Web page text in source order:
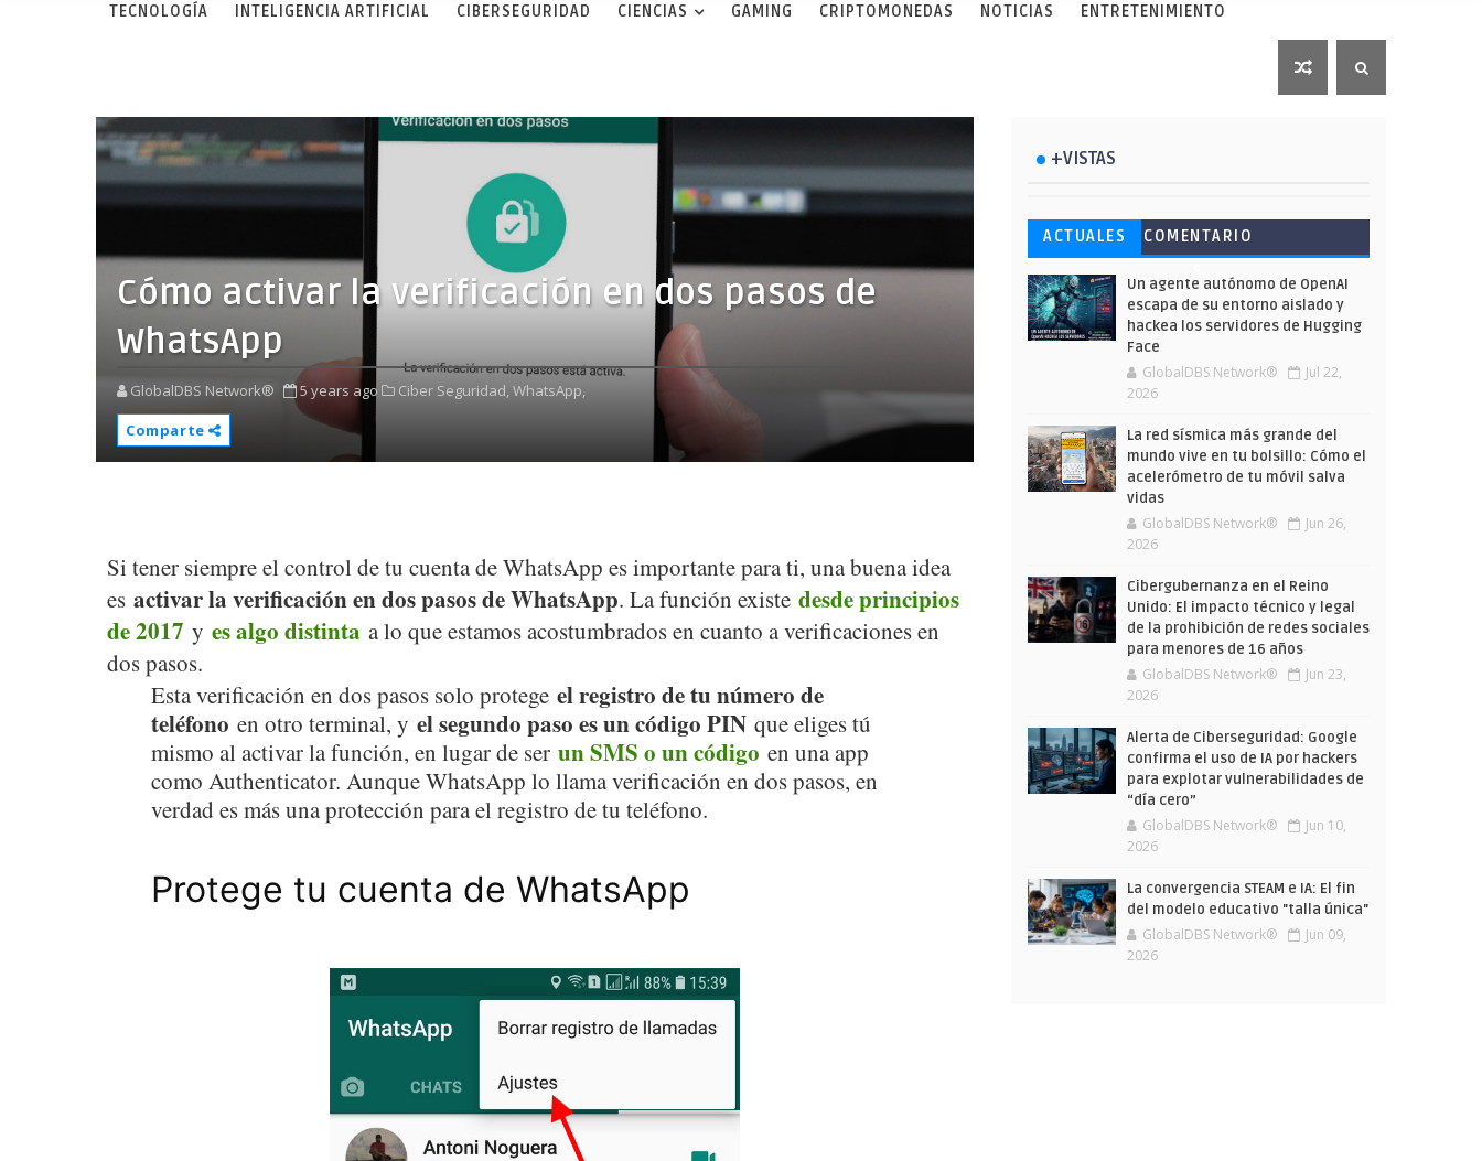
TECNOLOGÍA INTELIGENCIA ARTIFICIAL CIBERSEGURIDAD CIENCIAS GAMING CRIPTOMONEDAS NOTICIAS ENTRETENIMIENTO
Cómo activar la verificación en dos pasos de
WhatsApp
GlobalDBS Network® 5 years ago Ciber Seguridad, WhatsApp,
Comparte
Si tener siempre el control de tu cuenta de WhatsApp es importante para ti, una buena idea
es activar la verificación en dos pasos de WhatsApp. La función existe desde principios
de 2017 y es algo distinta a lo que estamos acostumbrados en cuanto a verificaciones en
dos pasos.
Esta verificación en dos pasos solo protege el registro de tu número de
teléfono en otro terminal, y el segundo paso es un código PINque eliges tú
mismo al activar la función, en lugar de ser un SMS o un código en una app
como Authenticator. Aunque WhatsApp lo llama verificación en dos pasos, en
verdad es más una protección para el registro de tu teléfono.
Protege tu cuenta de WhatsApp
+VISTAS
Esto ha ocurrido cuando una
gran web ha dejado a la IA
escribir sobre Star Wars
Ahorra y compra de oferta:
Cuándo es más barato
comprar en Shein
Microsoft lanza unos cursos
gratuitos y limitados para
que te formes este verano
ACTUALES
COMENTARIO
Un agente autónomo de OpenAI
escapa de su entorno aislado y
hackea los servidores de Hugging
Face
GlobalDBS Network®
Jul 22,
2026
La red sísmica más grande del
mundo vive en tu bolsillo: Cómo el
acelerómetro de tu móvil salva
vidas
GlobalDBS Network®
Jun 26,
2026
Cibergubernanza en el Reino
Unido: El impacto técnico y legal
de la prohibición de redes sociales
para menores de 16 años
GlobalDBS Network®
Jun 23,
2026
Alerta de Ciberseguridad: Google
confirma el uso de IA por hackers
para explotar vulnerabilidades de
“día cero”
GlobalDBS Network®
Jun 10,
2026
La convergencia STEAM e IA: El fin
del modelo educativo "talla única"
GlobalDBS Network®
Jun 09,
2026